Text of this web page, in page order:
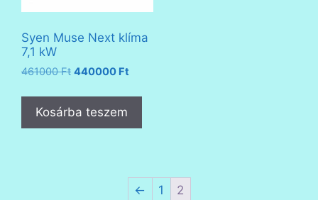
Syen Muse Next klíma
7,1 kW
461000Ft Original
was:
461000 Ft.
440000 Ft
is:
Kosárba teszem
← 1 2